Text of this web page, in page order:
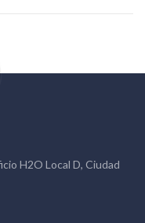
H2O Local D, Ciudad